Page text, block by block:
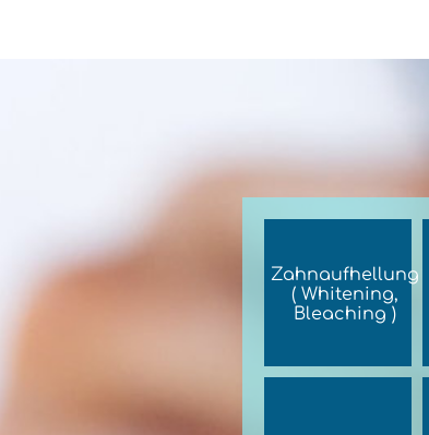
Zahnaufhellung
( Whitening,
Bleaching )